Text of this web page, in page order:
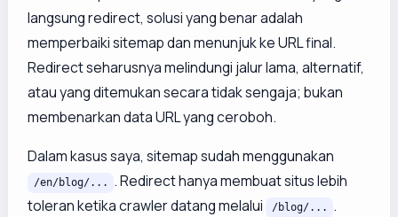
langsung redirect, solusi yang benar adalah
memperbaiki sitemap dan menunjuk ke URL final.
Redirect seharusnya melindungi jalur lama, alternatif,
atau yang ditemukan secara tidak sengaja; bukan
membenarkan data URL yang ceroboh.
Dalam kasus saya, sitemap sudah menggunakan
/en/blog/...
. Redirect hanya membuat situs lebih
toleran ketika crawler datang melalui
/blog/... .